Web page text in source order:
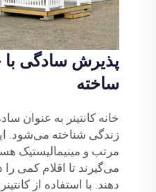
پذیرش سادگی با
ساخته
خانه کانتینر به عنوان
زندگی شناخته می‌شود.
مرتب و مینیمالیستیک
می‌گیرند تا اقلام کمی را
دهند. با استفاده از